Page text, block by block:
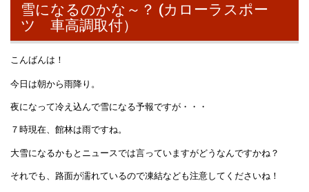
雪になるのかな～？ (カローラスポー
ツ 車高調取付）
こんばんは！
今日は朝から雨降り。
夜になって冷え込んで雪になる予報ですが・・・
７時現在、館林は雨ですね。
大雪になるかもとニュースでは言っていますがどうなんですかね？
それでも、路面が濡れているので凍結なども注意してくださいね！